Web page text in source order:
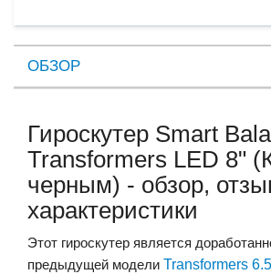
ОБЗОР
Гироскутер Smart
Transformers LED 8"
черным) - обзор,
характеристики
Этот гироскутер является
предыдущей модели Transformers 6.5